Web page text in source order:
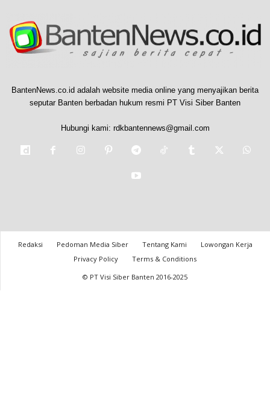
BantenNews.co.id adalah website media online yang menyajikan berita
seputar Banten berbadan hukum resmi PT Visi Siber Banten
Hubungi kami: rdkbantennews@gmail.com
Redaksi Pedoman Media Siber Tentang Kami
Lowongan Kerja
Privacy Policy
Terms & Conditions
© PT Visi Siber Banten 2016-2025